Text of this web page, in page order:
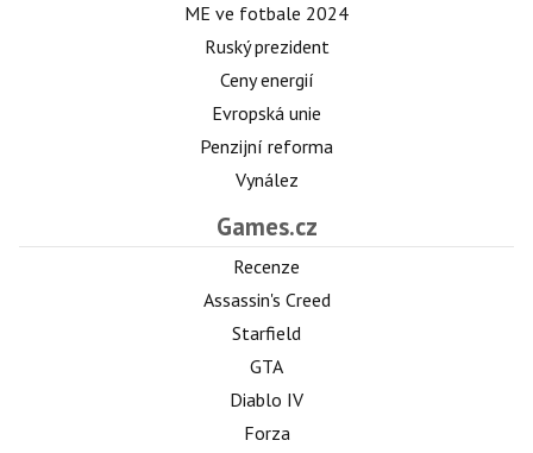
ME ve fotbale 2024
Ruský prezident
Ceny energií
Evropská unie
Penzijní reforma
Vynález
Games.cz
Recenze
Assassin's Creed
Starfield
GTA
Diablo IV
Forza